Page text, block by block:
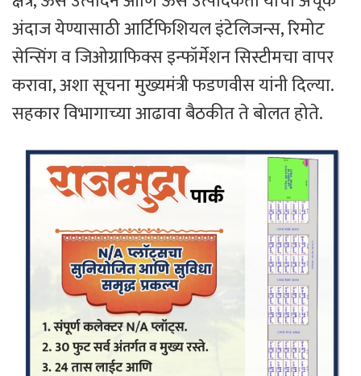
अंदाज येण्यासाठी आर्टिफिशियल इंटेलिजन्स, रिमोट
सेन्सिंग व जिओग्राफिक्स इन्फॉर्मेशन सिस्टीमचा वापर
करावा, अशा सूचना मुख्यमंत्री फडणवीस यांनी दिल्या.
सहकार विभागाच्या आढावा बैठकीत ते बोलत होते.